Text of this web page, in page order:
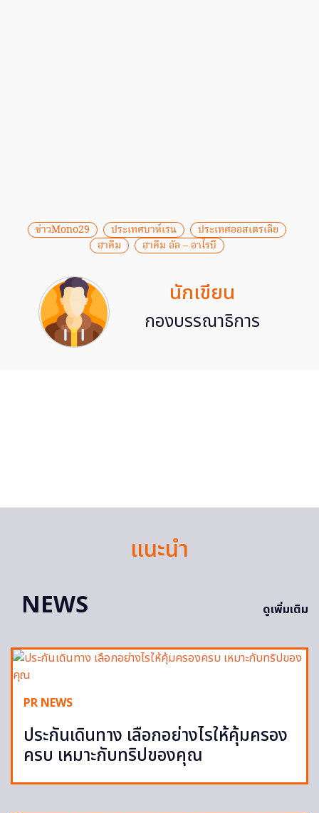
ข่าวMono29 ประเทศบาห์เรน
ประเทศออสเตรเลีย
ฮาคีม
ฮาคีม อัล – อาไรบี
นักเขียน
กองบรรณาธิการ
แนะนำ
NEWS
ดูเพิ่มเติม
PR NEWS
ประกันเดินทาง เลือกอย่างไรให้คุ้มครอง
ครบ เหมาะกับทริปของคุณ